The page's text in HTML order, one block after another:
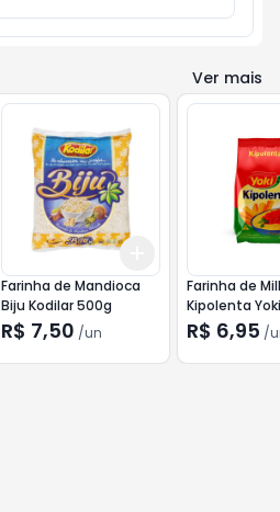
Ver mais
+10 Add
Farinha de Mandioca
Biju Kodilar 500g
R$ 7,50 /un
Farinha de
Kipolenta
R$ 6,95 /